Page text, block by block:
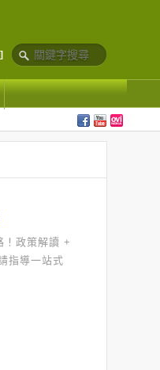
！政策解讀 +
指導一站式